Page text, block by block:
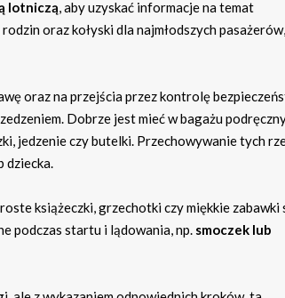
lotniczą, aby uzyskać informacje na temat
oraz kołyski dla najmłodszych
oraz na przejścia przez kontrolę
Dobrze jest mieć w bagażu
jedzenie czy butelki. Przechowywanie tych
dziecka.
książeczki, grzechotki czy miękkie zabawki
podczas startu i lądowania, np. smoczek lub